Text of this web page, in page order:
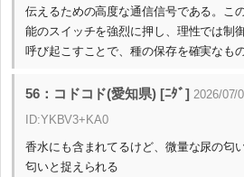
伝えるための高度な通信信号である。こ
能のスイッチを強烈に押し、理性では制
呼び起こすことで、種の保存を確実なも
56：コドコド(愛知県) [ﾆﾀﾞ] 2026/07/
ID:YKBV3+KA0
香水にも含まれてるけど、微量な尿の匂
匂いと捉えられる